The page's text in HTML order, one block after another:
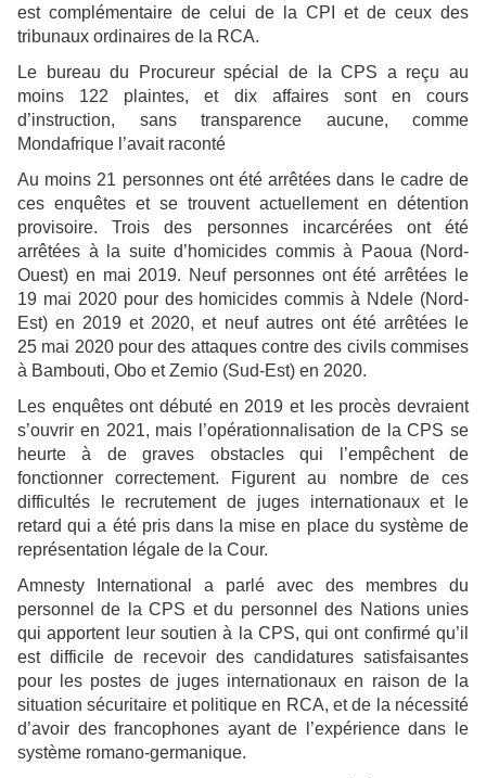
est complémentaire de celui de la CPI et de ceux des
tribunaux ordinaires de la RCA.
Le bureau du Procureur spécial de la CPS a reçu au
moins 122 plaintes, et dix affaires sont en cours
d’instruction, sans transparence aucune, comme
Mondafrique l’avait raconté
Au moins 21 personnes ont été arrêtées dans le cadre de
ces enquêtes et se trouvent actuellement en détention
provisoire. Trois des personnes incarcérées ont été
arrêtées à la suite d’homicides commis à Paoua (Nord-
Ouest) en mai 2019. Neuf personnes ont été arrêtées le
19 mai 2020 pour des homicides commis à Ndele (Nord-
Est) en 2019 et 2020, et neuf autres ont été arrêtées le
25 mai 2020 pour des attaques contre des civils commises
à Bambouti, Obo et Zemio (Sud-Est) en 2020.
Les enquêtes ont débuté en 2019 et les procès devraient
s’ouvrir en 2021, mais l’opérationnalisation de la CPS se
heurte à de graves obstacles qui l’empêchent de
fonctionner correctement. Figurent au nombre de ces
difficultés le recrutement de juges internationaux et le
retard qui a été pris dans la mise en place du système de
représentation légale de la Cour.
Amnesty International a parlé avec des membres du
personnel de la CPS et du personnel des Nations unies
qui apportent leur soutien à la CPS, qui ont confirmé qu’il
est difficile de recevoir des candidatures satisfaisantes
pour les postes de juges internationaux en raison de la
situation sécuritaire et politique en RCA, et de la nécessité
d’avoir des francophones ayant de l’expérience dans le
système romano-germanique.